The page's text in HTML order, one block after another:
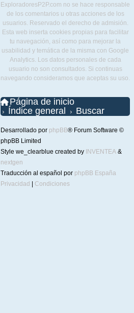
ExploradoresP2P.com no se hace responsable
de los comentarios u otras acciones de los
usuarios. Reservado el derecho de admisión.
Esta web inserta cookies propias para facilitar
tu navegación, así como para mejorar la
usabilidad y temática de la misma con Google
Analytics. Los datos personales de cada
usuario no son consultados. Si continuas
navegando consideramos que aceptas su uso.
Página de inicio
Índice general
Buscar
Desarrollado por phpBB® Forum Software ©
phpBB Limited
Style we_clearblue created by INVENTEA &
nextgen
Traducción al español por phpBB España
Privacidad
Condiciones